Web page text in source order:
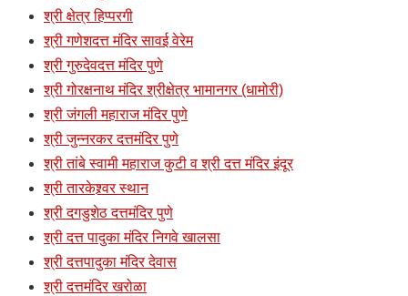
श्री क्षेत्र हिप्परगी
श्री गणेशदत्त मंदिर सावई वेरेम
श्री गुरुदेवदत्त मंदिर पुणे
श्री गोरक्षनाथ मंदिर श्रीक्षेत्र भामानगर (धामोरी)
श्री जंगली महाराज मंदिर पुणे
श्री जुन्नरकर दत्तमंदिर पुणे
श्री तांबे स्वामी महाराज कुटी व श्री दत्त मंदिर इंदूर
श्री तारकेश्र्वर स्थान
श्री दगडुशेठ दत्तमंदिर पुणे
श्री दत्त पादुका मंदिर निगवे खालसा
श्री दत्तपादुका मंदिर देवास
श्री दत्तमंदिर खरोळा